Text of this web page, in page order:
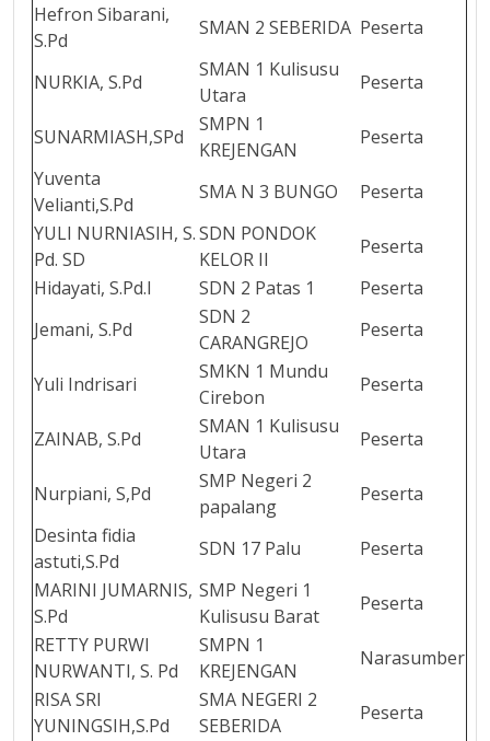
Hefron Sibarani,
S.Pd
SMAN 2 SEBERIDA Peserta
NURKIA, S.Pd
SMAN 1 Kulisusu
Utara
Peserta
SUNARMIASH,SPd
SMPN 1
KREJENGAN
Peserta
Yuventa
Velianti,S.Pd
SMA N 3 BUNGO
Peserta
YULI NURNIASIH, S.
Pd. SD
SDN PONDOK
KELOR II
Peserta
Hidayati, S.Pd.I
SDN 2 Patas 1
Peserta
Jemani, S.Pd
SDN 2
CARANGREJO
Peserta
Yuli Indrisari
SMKN 1 Mundu
Cirebon
Peserta
ZAINAB, S.Pd
SMAN 1 Kulisusu
Utara
Peserta
Nurpiani, S,Pd
SMP Negeri 2
papalang
Peserta
Desinta fidia
astuti,S.Pd
SDN 17 Palu
Peserta
MARINI JUMARNIS,
S.Pd
SMP Negeri 1
Kulisusu Barat
Peserta
RETTY PURWI
NURWANTI, S. Pd
SMPN 1
KREJENGAN
Narasumber
RISA SRI
YUNINGSIH,S.Pd
SMA NEGERI 2
SEBERIDA
Peserta